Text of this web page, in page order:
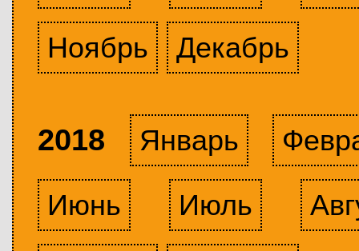
Ноябрь
Декабрь
2018 Январь
Июнь
Июль